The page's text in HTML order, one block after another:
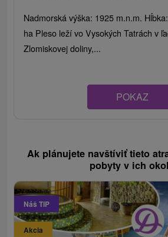
Nadmorská výška: 1925 m.n.m.
ha Pleso leží vo Vysokých Tatrách v
Zlomiskovej doliny,...
POKAZ
Ak plánujete navštíviť tieto
pobyty v ich
Náš TIP
Akcia